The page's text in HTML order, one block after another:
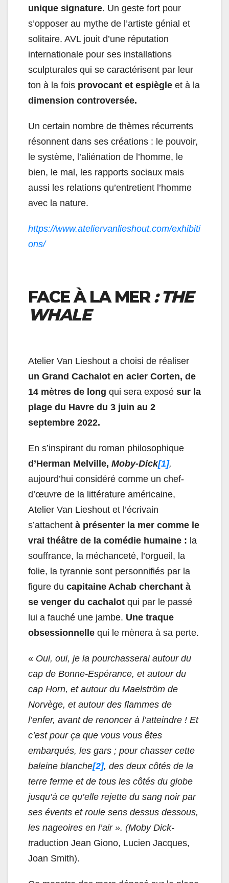
unique signature. Un geste fort pour
s’opposer au mythe de l’artiste génial et
solitaire. AVL jouit d’une réputation
internationale pour ses installations
sculpturales qui se caractérisent par leur
ton à la fois provocant et espiègle et à la
dimension controversée.
Un certain nombre de thèmes récurrents
résonnent dans ses créations : le pouvoir,
le système, l’aliénation de l’homme, le
bien, le mal, les rapports sociaux mais
aussi les relations qu’entretient l’homme
avec la nature.
https://www.ateliervanlieshout.com/exhibiti
ons/
FACE À LA MER: THE
WHALE
Atelier Van Lieshout a choisi de réaliser
un Grand Cachalot en acier Corten, de
14 mètres de long qui sera exposé sur la
plage du Havre du 3 juin au 2
septembre 2022.
En s’inspirant du roman philosophique
d’Herman Melville, Moby-Dick[1],
aujourd’hui considéré comme un chef-
d’œuvre de la littérature américaine,
Atelier Van Lieshout et l’écrivain
s’attachent à présenter la mer comme le
vrai théâtre de la comédie humaine : la
souffrance, la méchanceté, l’orgueil, la
folie, la tyrannie sont personnifiés par la
figure du capitaine Achab cherchant à
se venger du cachalot qui par le passé
lui a fauché une jambe. Une traque
obsessionnelle qui le mènera à sa perte.
« Oui, oui, je la pourchasserai autour du
cap de Bonne-Espérance, et autour du
cap Horn, et autour du Maelström de
Norvège, et autour des flammes de
l’enfer, avant de renoncer à l’atteindre ! Et
c’est pour ça que vous vous êtes
embarqués, les gars ; pour chasser cette
baleine blanche[2], des deux côtés de la
terre ferme et de tous les côtés du globe
jusqu’à ce qu’elle rejette du sang noir par
ses évents et roule sens dessus dessous,
les nageoires en l’air ». (Moby Dick-
traduction Jean Giono, Lucien Jacques,
Joan Smith).